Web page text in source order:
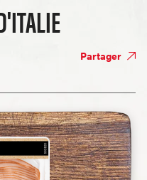
Partager